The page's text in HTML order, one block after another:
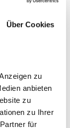
Über Cookies
zu
anbieten
zu
zu Ihrer
für
weiteren
auf
ein Backblech
für ca. 1